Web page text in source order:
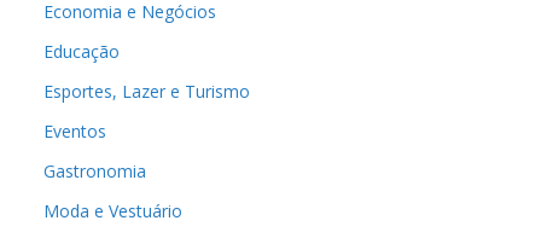
Economia e Negócios
Educação
Esportes, Lazer e Turismo
Eventos
Gastronomia
Moda e Vestuário